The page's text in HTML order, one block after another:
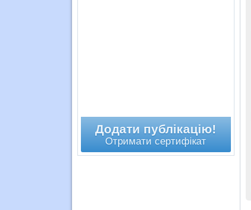
Додати публікацію!
Отримати сертифікат